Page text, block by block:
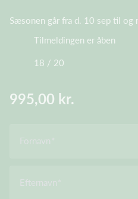
Sæsonen går fra d. 10 sep til og
Tilmeldingen er åben
18 / 20
995,00 kr.